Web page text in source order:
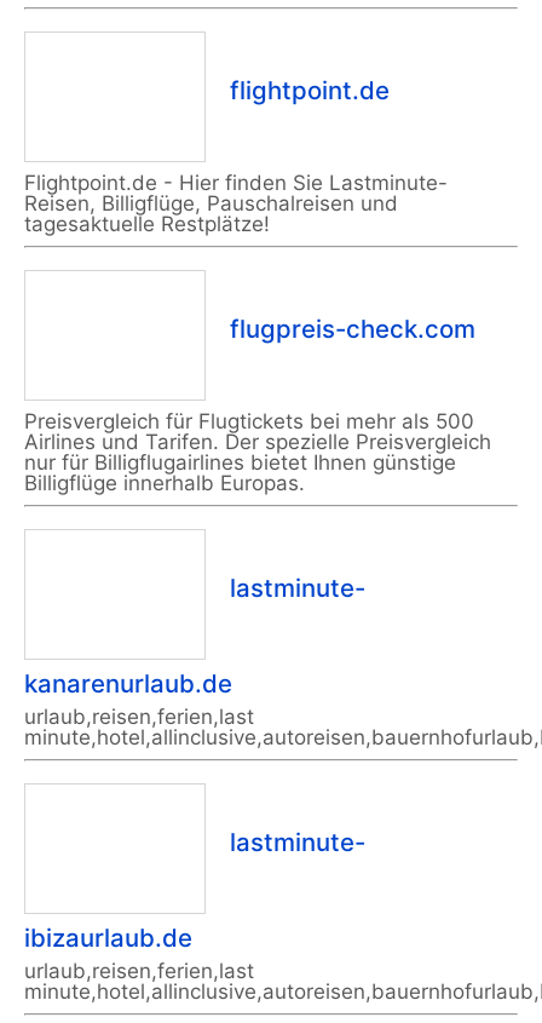
flightpoint.de
Flightpoint.de - Hier finden Sie Lastminute-
Reisen, Billigflüge, Pauschalreisen und
tagesaktuelle Restplätze!
flugpreis-check.com
Preisvergleich für Flugtickets bei mehr als 500
Airlines und Tarifen. Der spezielle Preisvergleich
nur für Billigflugairlines bietet Ihnen günstige
Billigflüge innerhalb Europas.
lastminute-
kanarenurlaub.de
urlaub,reisen,ferien,last
lastminute-
ibizaurlaub.de
urlaub,reisen,ferien,last